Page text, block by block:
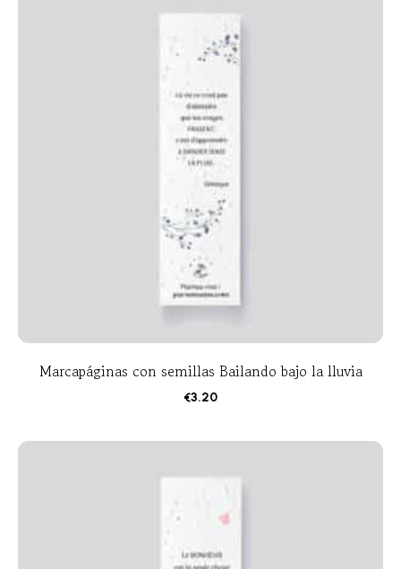
Marcapáginas con semillas Bailando bajo la lluvia
€3.20